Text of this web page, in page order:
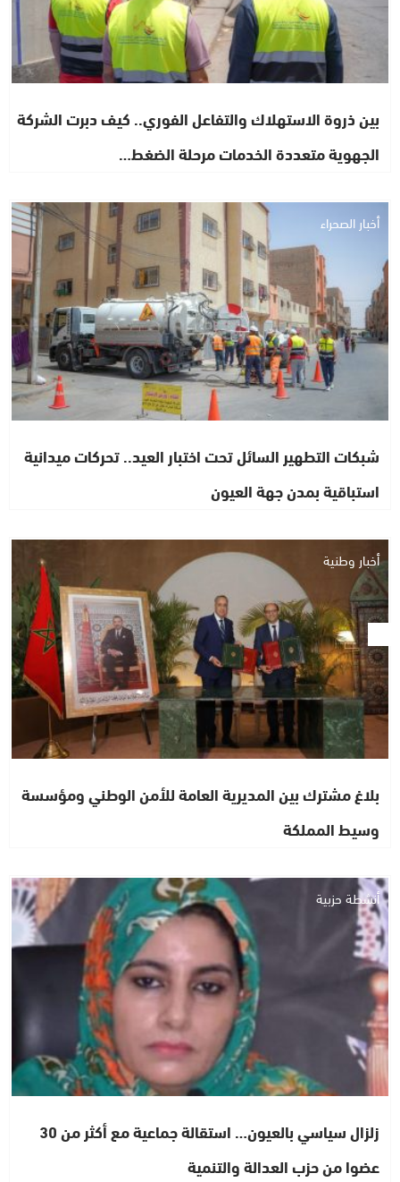
بين ذروة الاستهلاك والتفاعل الفوري.. كيف دبرت الشركة
الجهوية متعددة الخدمات مرحلة الضغط…
أخبار الصحراء
شبكات التطهير السائل تحت اختبار العيد.. تحركات ميدانية
استباقية بمدن جهة العيون
أخبار وطنية
بلاغ مشترك بين المديرية العامة للأمن الوطني ومؤسسة
وسيط المملكة
أنشطة حزبية
زلزال سياسي بالعيون… استقالة جماعية مع أكثر من 30
عضوا من حزب العدالة والتنمية